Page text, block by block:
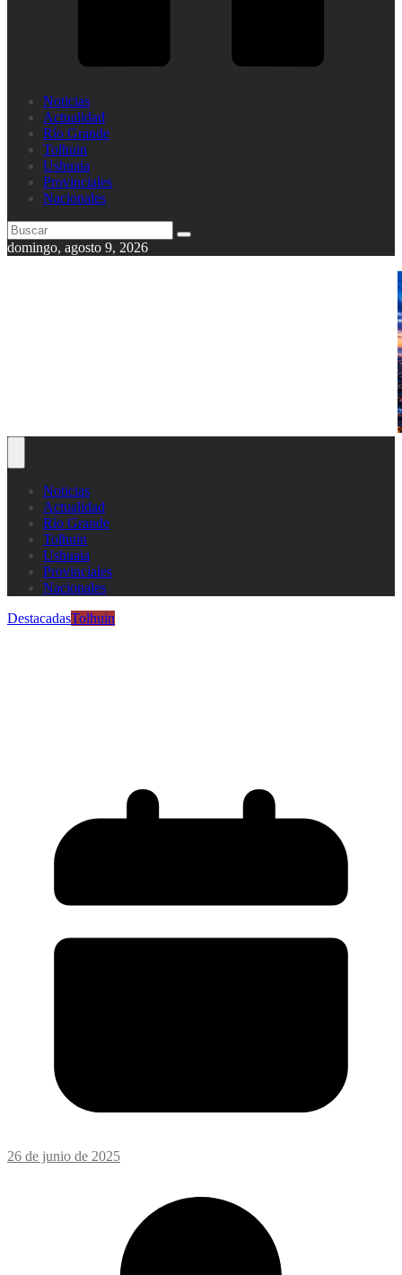
Noticias
Actualidad
Río Grande
Tolhuin
Ushuaia
Provinciales
Nacionales
domingo, agosto 9, 2026
Noticias
Actualidad
Río Grande
Tolhuin
Ushuaia
Provinciales
Nacionales
DestacadasTolhuin
26 de junio de 2025